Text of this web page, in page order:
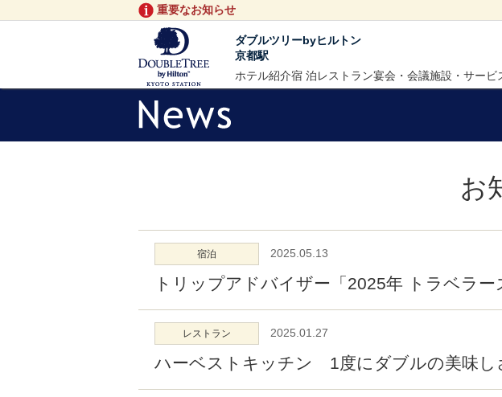
重要なお知らせ
ダブルツリーbyヒルトン
京都駅
ホテル紹介宿 泊レストラン宴会・会議施設・サービ
お
宿泊 2025.05.13
トリップアドバイザー「2025年 トラベラ
レストラン 2025.01.27
ハーベストキッチン 1度にダブルの美味し